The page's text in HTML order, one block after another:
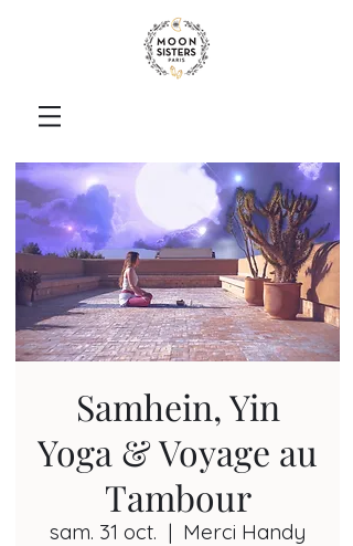
Samhein, Yin
Yoga & Voyage au
Tambour
sam. 31 oct.
  |
Merci Handy